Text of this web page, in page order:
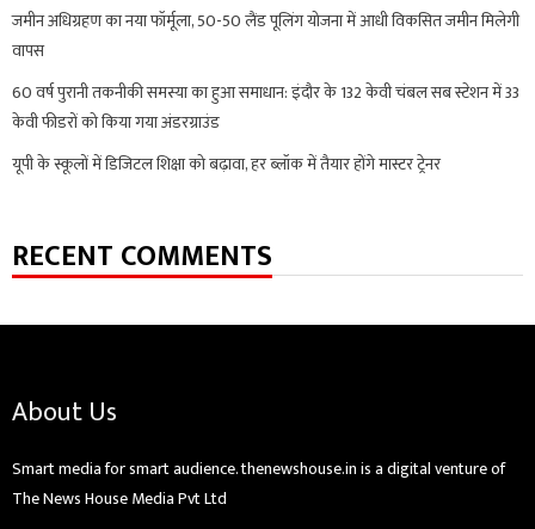
जमीन अधिग्रहण का नया फॉर्मूला, 50-50 लैंड पूलिंग योजना में आधी विकसित जमीन मिलेगी
वापस
60 वर्ष पुरानी तकनीकी समस्या का हुआ समाधान: इंदौर के 132 केवी चंबल सब स्टेशन में 33
केवी फीडरों को किया गया अंडरग्राउंड
यूपी के स्कूलों में डिजिटल शिक्षा को बढ़ावा, हर ब्लॉक में तैयार होंगे मास्टर ट्रेनर
RECENT COMMENTS
About Us
Smart media for smart audience. thenewshouse.in is a digital venture of
The News House Media Pvt Ltd